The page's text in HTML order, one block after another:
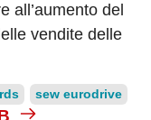
all’aumento del
vendite delle
sew eurodrive